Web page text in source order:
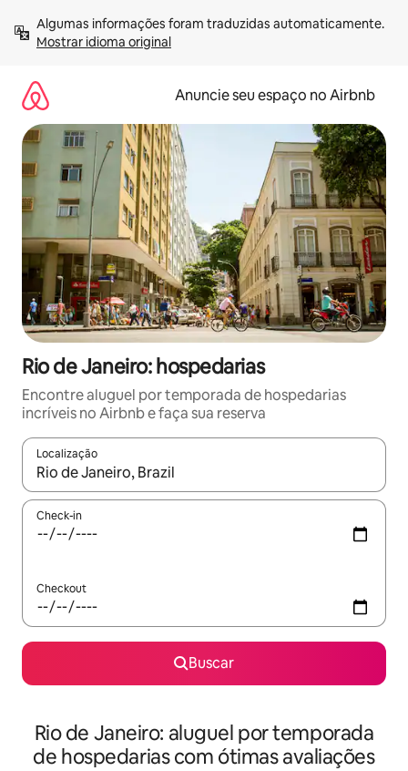
para
Mostrar idioma original
Anuncie seu espaço no Airbnb
Rio de Janeiro: hospedarias
Encontre aluguel por temporada de hospedarias
incríveis no Airbnb e faça sua reserva
Localização
Quando os resultados estiverem disponíveis, explore-os
Check-in
Checkout
Buscar
Rio de Janeiro: aluguel por temporada
de hospedarias com ótimas avaliações